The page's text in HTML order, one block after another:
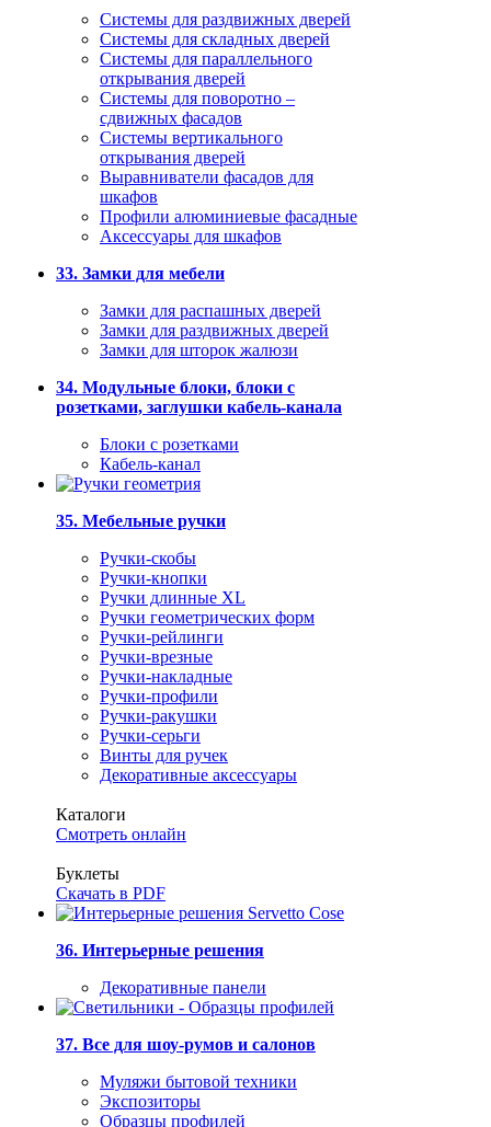
Системы для раздвижных дверей
Системы для складных дверей
Системы для параллельного
открывания дверей
Системы для поворотно –
сдвижных фасадов
Системы вертикального
открывания дверей
Выравниватели фасадов для
шкафов
Профили алюминиевые фасадные
Аксессуары для шкафов
33. Замки для мебели
Замки для распашных дверей
Замки для раздвижных дверей
Замки для шторок жалюзи
34. Модульные блоки, блоки с
розетками, заглушки кабель-канала
Блоки с розетками
Кабель-канал
35. Мебельные ручки
Ручки-скобы
Ручки-кнопки
Ручки длинные XL
Ручки геометрических форм
Ручки-рейлинги
Ручки-врезные
Ручки-накладные
Ручки-профили
Ручки-ракушки
Ручки-серьги
Винты для ручек
Декоративные аксессуары
Каталоги
Смотреть онлайн
Буклеты
Скачать в PDF
36. Интерьерные решения
Декоративные панели
37. Все для шоу-румов и салонов
Муляжи бытовой техники
Экспозиторы
Образцы профилей